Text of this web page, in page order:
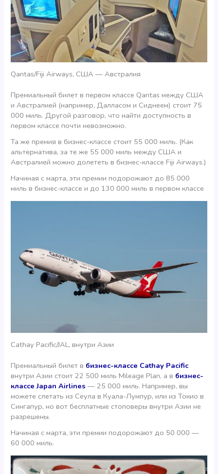
Qantas/Fiji Airways, США — Австралия
Премиальный билет в первом классе Qantas между США
и Австралией (например, Далласом и Сиднеем) стоит 75
000 миль. Другой разговор, что найти доступность в
первом классе почти невозможно.
Та же премия в бизнес-классе стоит 55 000 миль. (Как
альтернатива, за те же 55 000 миль между США и
Австралией можно долететь в бизнес-классе Fiji Airways.)
Начиная с марта, эти премии подорожают до 85 000
миль в бизнес-классе и до 130 000 миль в первом классе
Cathay Pacific/JAL, внутри Азии
Премиальный билет в бизнес-классе Cathay Pacific
внутри Азии стоит 22 500 миль Mileage Plan, а в бизнес-
классе Japan Airlines — 25 000 миль. Например, вы
можете слетать из Сеула в Куала-Лумпур, или из Токио в
Сингапур, но вот бесплатные стоповеры внутри Азии не
разрешены.
Начиная с марта, эти премии подорожают до 50 000 —
60 000 миль.